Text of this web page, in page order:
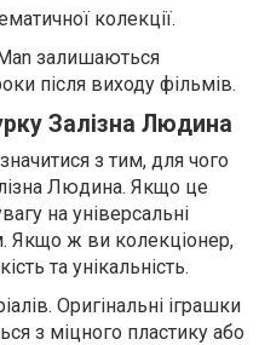
колекції.
залишаються
після виходу фільмів.
Залізна Людина
з тим, для чого
Людина. Якщо це
на універсальні
Якщо ж ви колекціонер,
та унікальність.
Оригінальні іграшки
з міцного пластику або